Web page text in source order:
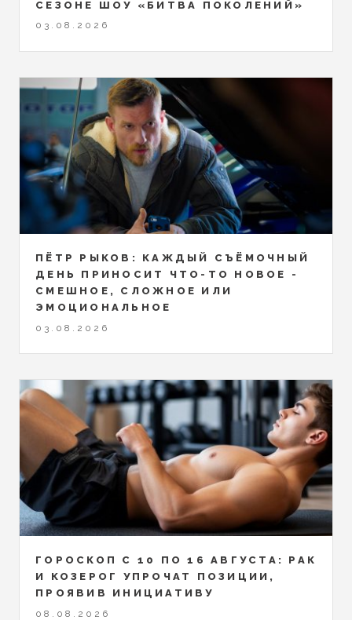
СЕЗОНЕ ШОУ «БИТВА ПОКОЛЕНИЙ»
03.08.2026
ПЁТР РЫКОВ: КАЖДЫЙ СЪЁМОЧНЫЙ
ДЕНЬ ПРИНОСИТ ЧТО-ТО НОВОЕ -
СМЕШНОЕ, СЛОЖНОЕ ИЛИ
ЭМОЦИОНАЛЬНОЕ
03.08.2026
ГОРОСКОП С 10 ПО 16 АВГУСТА: РАК
И КОЗЕРОГ УПРОЧАТ ПОЗИЦИИ,
ПРОЯВИВ ИНИЦИАТИВУ
08.08.2026